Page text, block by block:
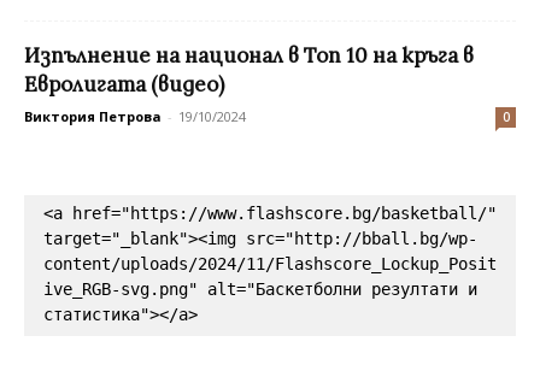
Изпълнение на национал в Топ 10 на кръга в
Евролигата (видео)
Виктория Петрова - 19/10/2024 0
<a href="https://www.flashscore.bg/basketball/"
target="_blank"><img src="http://bball.bg/wp-
content/uploads/2024/11/Flashscore_Lockup_Posit
ive_RGB-svg.png" alt="Баскетболни резултати и
статистика"></a>